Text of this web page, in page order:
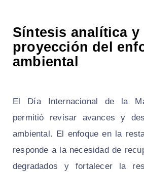
Síntesis analítica y
proyección del
ambiental
El Día Internacional de la
permitió revisar avances y
ambiental. El enfoque en la
responde a la necesidad de
degradados y fortalecer la